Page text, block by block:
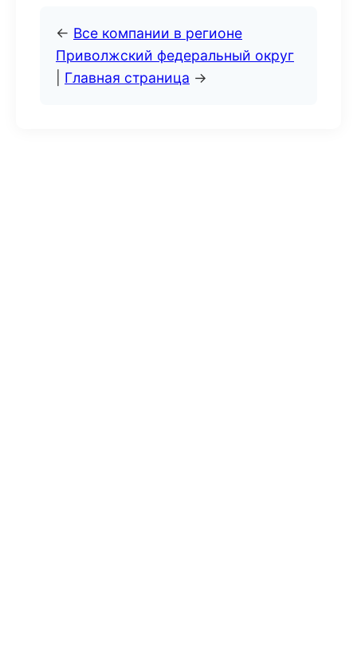
← Все компании в регионе
Приволжский федеральный округ
Главная страница →